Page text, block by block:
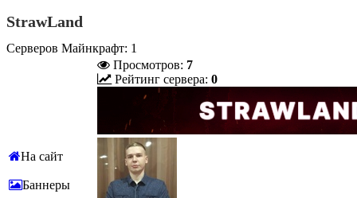
StrawLand
Серверов Майнкрафт: 1
На сайт
Баннеры
Просмотров: 7
Рейтинг сервера: 0